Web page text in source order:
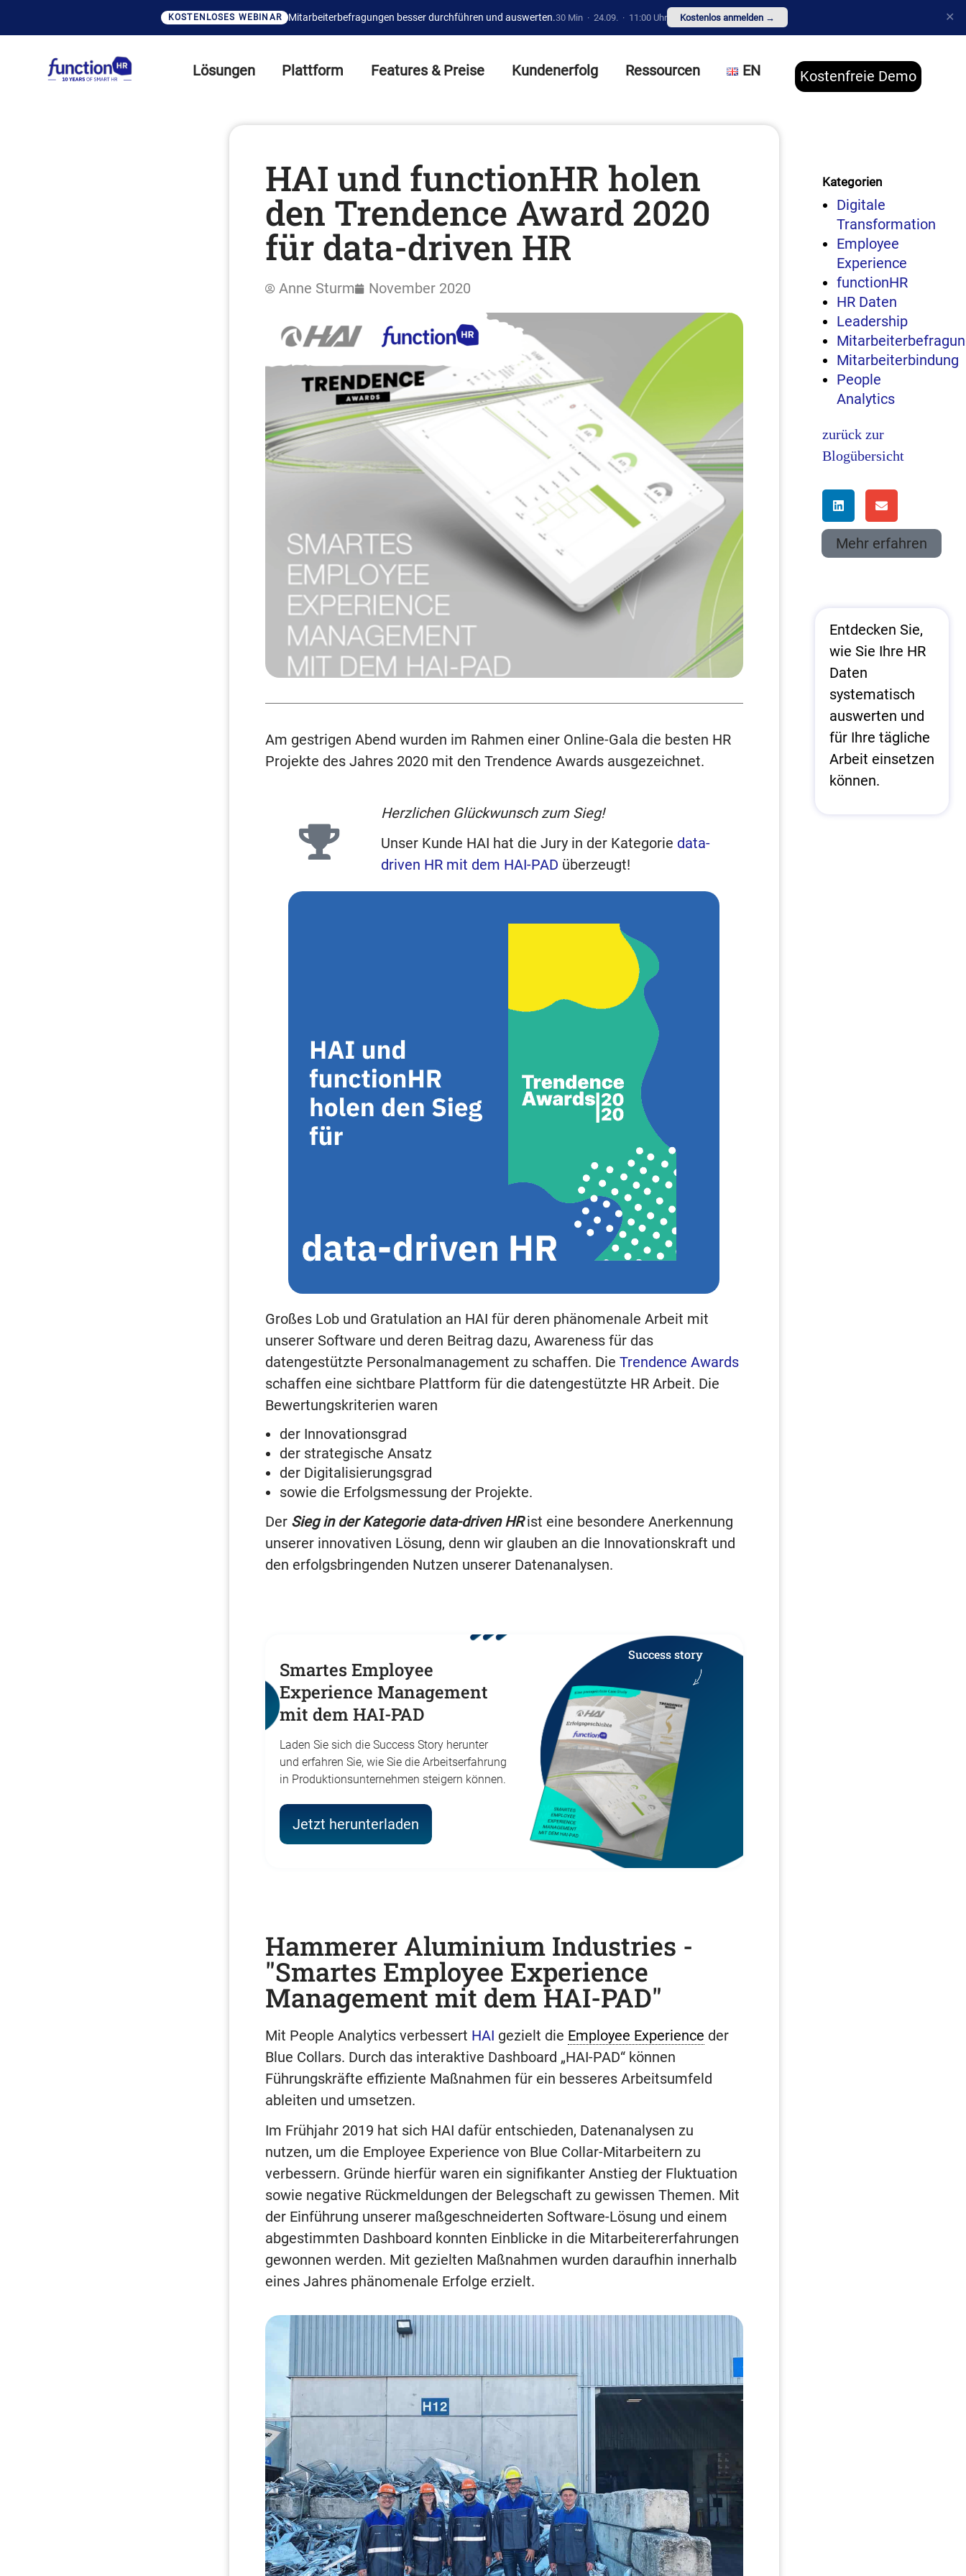
Lösungen Plattform Features & Preise Kundenerfolg Ressourcen EN Kostenfreie Demo
HAI und functionHR holen
den Trendence Award 2020
für data-driven HR
Anne Sturm November 2020
Am gestrigen Abend wurden im Rahmen einer Online-Gala die besten HR
Projekte des Jahres 2020 mit den Trendence Awards ausgezeichnet.
Herzlichen Glückwunsch zum Sieg!
Unser Kunde HAI hat die Jury in der Kategorie data-
driven HR mit dem HAI-PAD überzeugt!
Großes Lob und Gratulation an HAI für deren phänomenale Arbeit mit
unserer Software und deren Beitrag dazu, Awareness für das
datengestützte Personalmanagement zu schaffen. Die Trendence Awards
schaffen eine sichtbare Plattform für die datengestützte HR Arbeit. Die
Bewertungskriterien waren
der Innovationsgrad
der strategische Ansatz
der Digitalisierungsgrad
sowie die Erfolgsmessung der Projekte.
Der Sieg in der Kategorie data-driven HR ist eine besondere Anerkennung
unserer innovativen Lösung, denn wir glauben an die Innovationskraft und
den erfolgsbringenden Nutzen unserer Datenanalysen.
Smartes Employee
Experience Management
mit dem HAI-PAD
Laden Sie sich die Success Story herunter
und erfahren Sie, wie Sie die Arbeitserfahrung
in Produktionsunternehmen steigern können.
Jetzt herunterladen
Success story
Hammerer Aluminium Industries -
"Smartes Employee Experience
Management mit dem HAI-PAD"
Mit People Analytics verbessert HAI gezielt die Employee Experience der
Blue Collars. Durch das interaktive Dashboard „HAI-PAD“ können
Führungskräfte effiziente Maßnahmen für ein besseres Arbeitsumfeld
ableiten und umsetzen.
Im Frühjahr 2019 hat sich HAI dafür entschieden, Datenanalysen zu
nutzen, um die Employee Experience von Blue Collar-Mitarbeitern zu
verbessern. Gründe hierfür waren ein signifikanter Anstieg der Fluktuation
sowie negative Rückmeldungen der Belegschaft zu gewissen Themen. Mit
der Einführung unserer maßgeschneiderten Software-Lösung und einem
abgestimmten Dashboard konnten Einblicke in die Mitarbeitererfahrungen
gewonnen werden. Mit gezielten Maßnahmen wurden daraufhin innerhalb
eines Jahres phänomenale Erfolge erzielt.
Kategorien
Digitale
Transformation
Employee
Experience
functionHR
HR Daten
Leadership
Mitarbeiterbindung
People
Analytics
zurück zur
Blogübersicht
Mehr erfahren
Entdecken Sie,
wie Sie Ihre HR
Daten
systematisch
auswerten und
für Ihre tägliche
Arbeit einsetzen
können.
KOSTENLOSES WEBINAR Mitarbeiterbefragungen besser durchführen und auswerten.30 Min · 24.09. · 11:00 Uhr Kostenlos anmelden → ✕